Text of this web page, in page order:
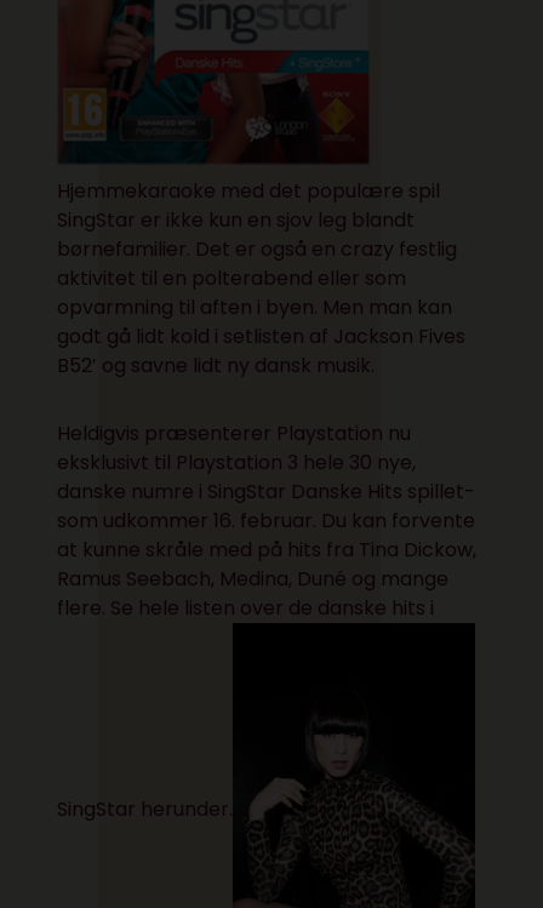
Hjemmekaraoke med det populære spil
SingStar er ikke kun en sjov leg blandt
børnefamilier. Det er også en crazy festlig
aktivitet til en polterabend eller som
opvarmning til aften i byen. Men man kan
godt gå lidt kold i setlisten af Jackson Fives
B52′ og savne lidt ny dansk musik.
Heldigvis præsenterer Playstation nu
eksklusivt til Playstation 3 hele 30 nye,
danske numre i SingStar Danske Hits spillet-
som udkommer 16. februar. Du kan forvente
at kunne skråle med på hits fra Tina Dickow,
Ramus Seebach, Medina, Duné og mange
flere. Se hele listen over de danske hits i
SingStar herunder.